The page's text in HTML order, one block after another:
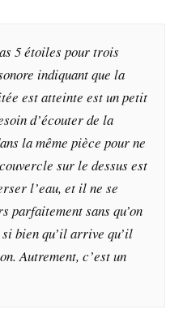
5 étoiles pour trois
indiquant que la
est atteinte est un petit
d’écouter de la
la même pièce pour ne
sur le dessus est
l’eau, et il ne se
parfaitement sans qu’on
si bien qu’il arrive qu’il
Autrement, c’est un